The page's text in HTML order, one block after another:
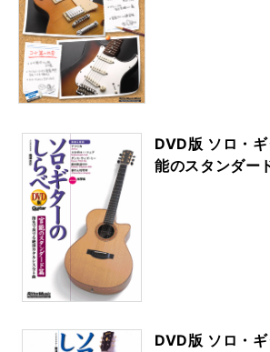
DVD版 ソロ・
能のスタンダー
DVD版 ソロ・